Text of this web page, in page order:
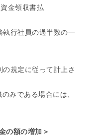
領収書払
執行社員の過半数の一
の規定に従って計上さ
である場合には、
の額の増加＞